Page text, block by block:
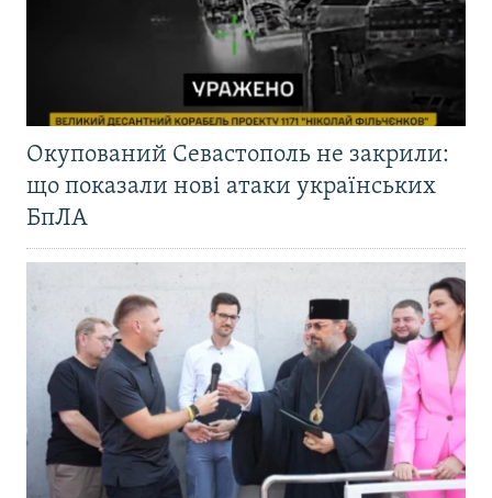
Окупований Севастополь не закрили:
що показали нові атаки українських
БпЛА